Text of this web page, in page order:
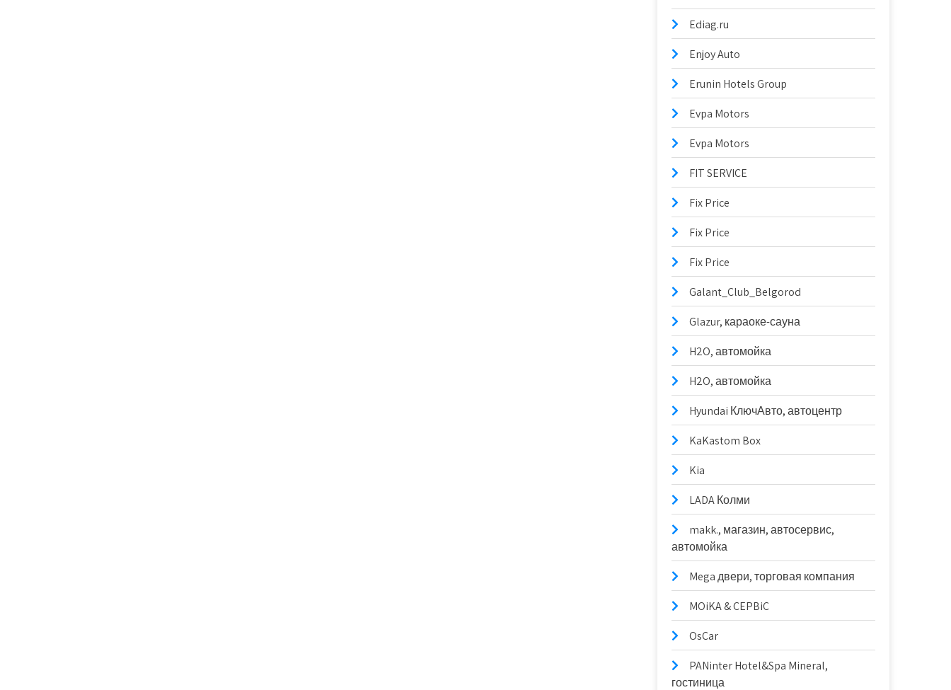
Ediag.ru
Enjoy Auto
Erunin Hotels Group
Evpa Motors
Evpa Motors
FIT SERVICE
Fix Price
Fix Price
Fix Price
Galant_Club_Belgorod
Glazur, караоке-сауна
H2O, автомойка
H2O, автомойка
Hyundai КлючАвто, автоцентр
KaKastom Box
Kia
LADA Колми
makk., магазин, автосервис,
автомойка
Mega двери, торговая компания
MOiKA & CEPBiC
OsCar
PANinter Hotel&Spa Mineral,
гостиница